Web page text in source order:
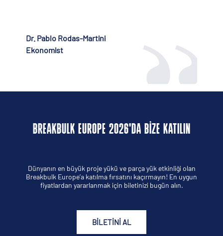
Dr. Pablo Rodas-Martini
Ekonomist
BREAKBULK EUROPE 2026'DA BIZE KATILIN
Dünyanın en büyük proje yükü ve parça yük etkinliği olan
Breakbulk Europe’a katılma fırsatını kaçırmayın! En uygun
fiyatlardan yararlanmak için biletinizi bugün alın.
BILETINI AL